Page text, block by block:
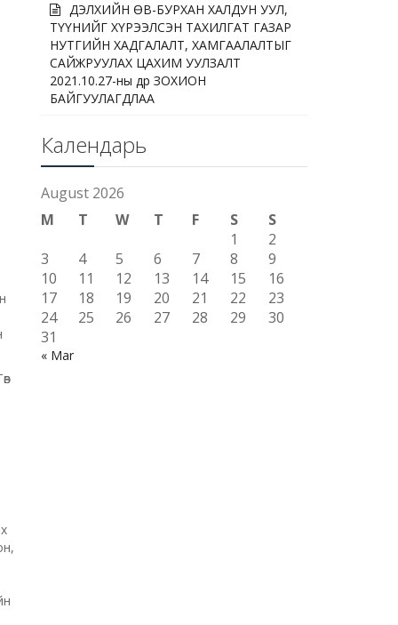
ДЭЛХИЙН ӨВ-БУРХАН ХАЛДУН УУЛ,
ТҮҮНИЙГ ХҮРЭЭЛСЭН ТАХИЛГАТ ГАЗАР
НУТГИЙН ХАДГАЛАЛТ, ХАМГААЛАЛТЫГ
САЙЖРУУЛАХ ЦАХИМ УУЛЗАЛТ
2021.10.27-ны өдөр ЗОХИОН
БАЙГУУЛАГДЛАА
Календарь
August 2026
M
T W T F S
S
1
2
3
4 5 6 7 8
9
10
11 12 13 14 15
16
17
18 19 20 21 22
23
24
25 26 27 28 29
30
31
« Mar